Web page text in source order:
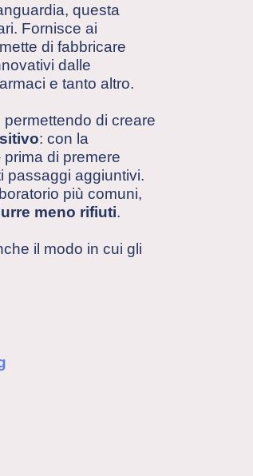
questa
Fornisce ai
di fabbricare
dalle
e tanto altro.
permettendo di creare
: con la
di premere
passaggi aggiuntivi.
più comuni,
meno rifiuti.
il modo in cui gli